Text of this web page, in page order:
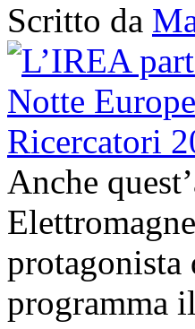
Scritto da
Anche
protagonista
programma